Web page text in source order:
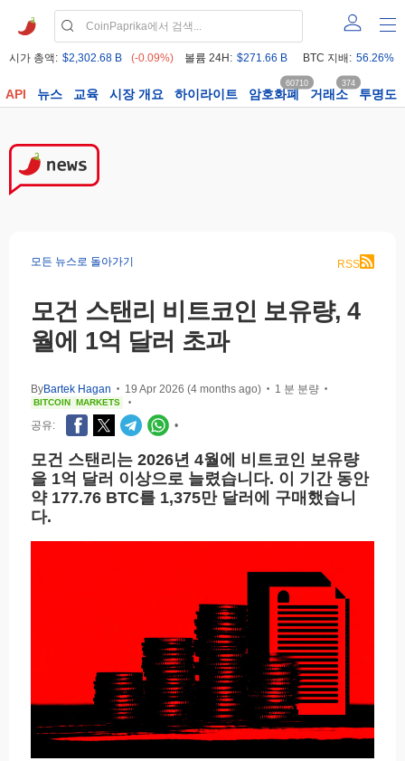
시가 총액: $2,302.68 B (-0.09%) 볼륨 24H: $271.66 B BTC 지배: 56.26%
API 뉴스 교육 시장 개요 하이라이트 암호화폐
60710
거래소
374
투명도
모든 뉴스로 돌아가기 RSS
모건 스탠리 비트코인 보유량, 4
월에 1억 달러 초과
ByBartek Hagan • 19 Apr 2026 (4 months ago) • 1 분 분량 •
BITCOIN MARKETS •
공유: •
모건 스탠리는 2026년 4월에 비트코인 보유량
을 1억 달러 이상으로 늘렸습니다. 이 기간 동안
약 177.76 BTC를 1,375만 달러에 구매했습니
다.